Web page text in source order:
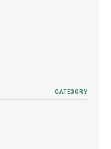
CATEGORY